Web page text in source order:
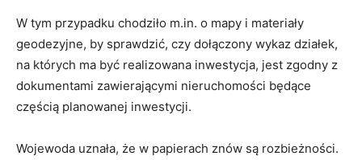
W tym przypadku chodziło m.in. o mapy i materiały
geodezyjne, by sprawdzić, czy dołączony wykaz działek,
na których ma być realizowana inwestycja, jest zgodny z
dokumentami zawierającymi nieruchomości będące
częścią planowanej inwestycji.
Wojewoda uznała, że w papierach znów są rozbieżności.